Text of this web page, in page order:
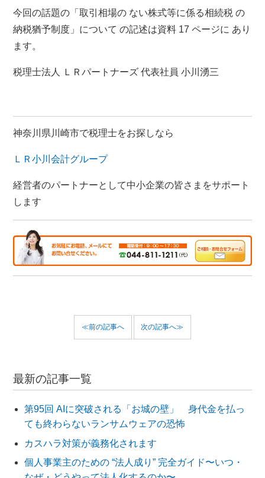
今回の話題の「取引相場の ない株式等に係る相続税 の
納税猶予制度」について の記述は資料 17 ページに あり
ます。
税理士法人 ＬＲパートナーズ 代表社員 小川湧三
神奈川県川崎市で税理士をお探しなら
ＬＲ小川会計グループ
経営者のパートナーとして中小企業の皆さまをサポート
します
≪前の記事へ 次の記事へ≫
最新の記事一覧
第95回 AIに突破される「お城の壁」 身代金を払っ
ても終わらないランサムウェアの恐怖
カスハラ対策が義務化されます
個人事業主のための “法人成り” 完全ガイド〜いつ・